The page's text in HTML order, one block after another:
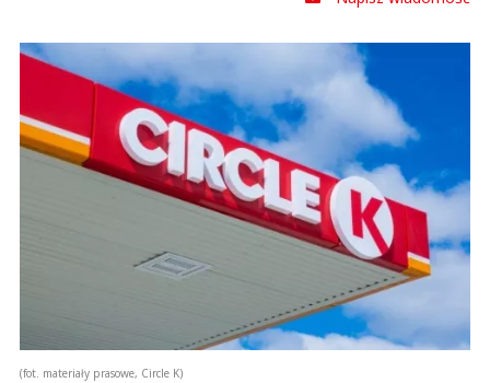
(fot. materiały prasowe, Circle K)